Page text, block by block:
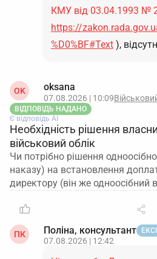
КМУ від 03.04.1993 №
https://
%D0%BF#Text ),
OK oksana
07.08.2026 | 10:09
ВІДПОВІДЬ НАДАНО
Є відповідь АІ
Необхідність рішення
військовий облік
Чи потрібно рішення
наказу) на встановлення
директору (він же одноосібний
ПК Поліна, консультант
07.08.2026 | 12:42